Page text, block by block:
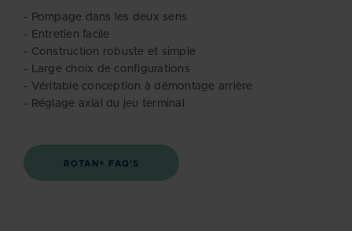
- Pompage dans les deux sens
- Entretien facile
- Construction robuste et simple
- Large choix de configurations
- Véritable conception à démontage arrière
- Réglage axial du jeu terminal
ROTAN® FAQ'S